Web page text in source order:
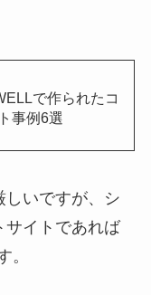
で作られたコ
事例6選
しいですが、シ
サイトであれば
。